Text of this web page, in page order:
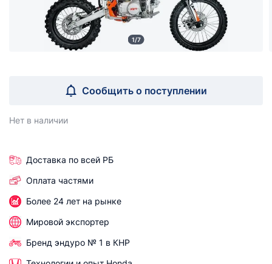
1/7
Сообщить о поступлении
Нет в наличии
Доставка по всей РБ
Оплата частями
Более 24 лет на рынке
Мировой экспортер
Бренд эндуро № 1 в КНР